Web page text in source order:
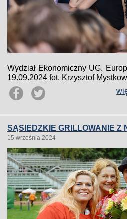
Wydział Ekonomiczny UG.
19.09.2024 fot. Krzysztof
SĄSIEDZKIE GRILLOWANIE Z
15 września 2024